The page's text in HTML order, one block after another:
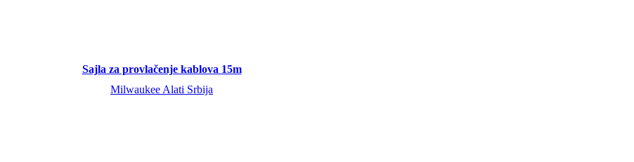
Sajla za provlačenje kablova 15m
Milwaukee Alati Srbija